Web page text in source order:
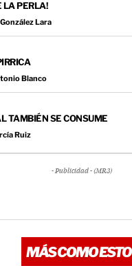
LA PERLA!
Lara
Blanco
TAMBIÉN SE CONSUME
Ruiz
- Publicidad - (MR3)
MÁS COMO ESTO